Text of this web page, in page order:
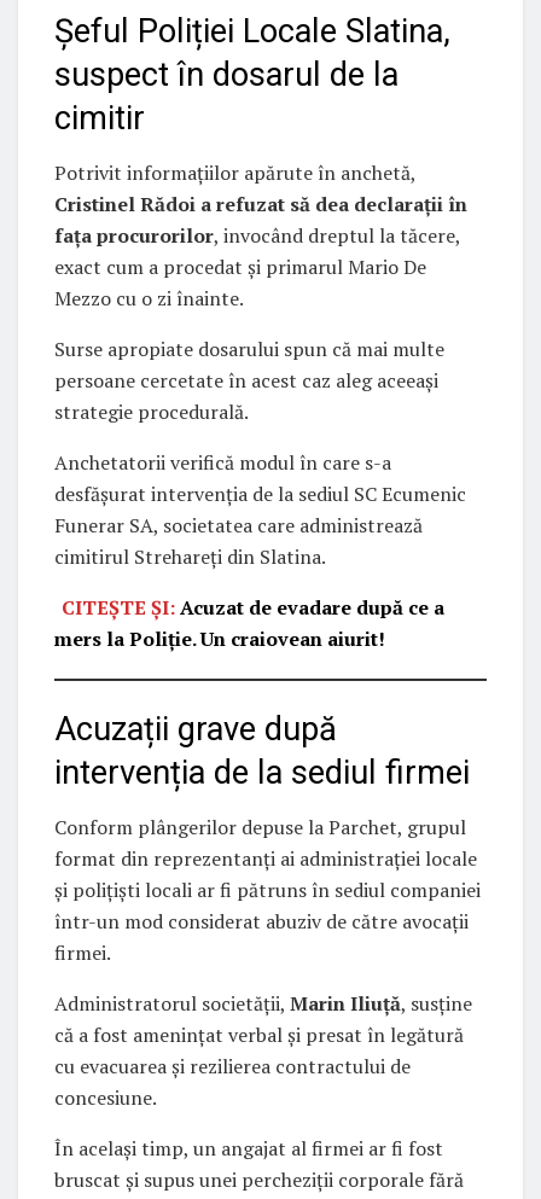
Șeful Poliției Locale Slatina,
suspect în dosarul de la
cimitir
Potrivit informațiilor apărute în anchetă,
Cristinel Rădoi a refuzat să dea declarații în
fața procurorilor, invocând dreptul la tăcere,
exact cum a procedat și primarul Mario De
Mezzo cu o zi înainte.
Surse apropiate dosarului spun că mai multe
persoane cercetate în acest caz aleg aceeași
strategie procedurală.
Anchetatorii verifică modul în care s-a
desfășurat intervenția de la sediul SC Ecumenic
Funerar SA, societatea care administrează
cimitirul Strehareți din Slatina.
CITEȘTE ȘI:Acuzat de evadare după ce a
mers la Poliție. Un craiovean aiurit!
Acuzații grave după
intervenția de la sediul firmei
Conform plângerilor depuse la Parchet, grupul
format din reprezentanți ai administrației locale
și polițiști locali ar fi pătruns în sediul companiei
într-un mod considerat abuziv de către avocații
firmei.
Administratorul societății, Marin Iliuță, susține
că a fost amenințat verbal și presat în legătură
cu evacuarea și rezilierea contractului de
concesiune.
În același timp, un angajat al firmei ar fi fost
bruscat și supus unei percheziții corporale fără